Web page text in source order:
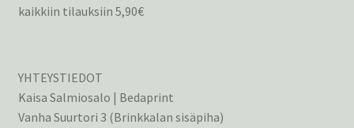
kaikkiin tilauksiin 5,90€
YHTEYSTIEDOT
Kaisa Salmiosalo | Bedaprint
Vanha Suurtori 3 (Brinkkalan sisäpiha)